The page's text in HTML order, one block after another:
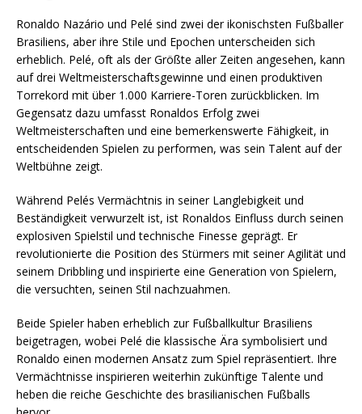
Ronaldo Nazário und Pelé sind zwei der ikonischsten Fußballer
Brasiliens, aber ihre Stile und Epochen unterscheiden sich
erheblich. Pelé, oft als der Größte aller Zeiten angesehen, kann
auf drei Weltmeisterschaftsgewinne und einen produktiven
Torrekord mit über 1.000 Karriere-Toren zurückblicken. Im
Gegensatz dazu umfasst Ronaldos Erfolg zwei
Weltmeisterschaften und eine bemerkenswerte Fähigkeit, in
entscheidenden Spielen zu performen, was sein Talent auf der
Weltbühne zeigt.
Während Pelés Vermächtnis in seiner Langlebigkeit und
Beständigkeit verwurzelt ist, ist Ronaldos Einfluss durch seinen
explosiven Spielstil und technische Finesse geprägt. Er
revolutionierte die Position des Stürmers mit seiner Agilität und
seinem Dribbling und inspirierte eine Generation von Spielern,
die versuchten, seinen Stil nachzuahmen.
Beide Spieler haben erheblich zur Fußballkultur Brasiliens
beigetragen, wobei Pelé die klassische Ära symbolisiert und
Ronaldo einen modernen Ansatz zum Spiel repräsentiert. Ihre
Vermächtnisse inspirieren weiterhin zukünftige Talente und
heben die reiche Geschichte des brasilianischen Fußballs